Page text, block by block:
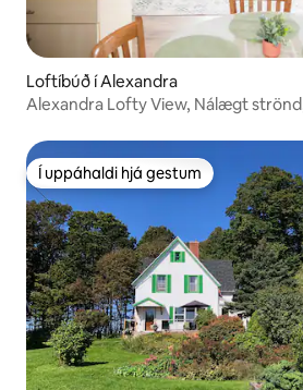
Loftíbúð í Alexandra
Alexandra Lofty View, Nálægt
Í uppáhaldi hjá gestum
Í uppáhaldi hjá gestum